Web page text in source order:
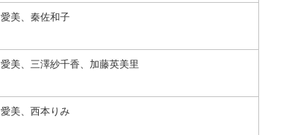
愛美、秦佐和子
愛美、三澤紗千香、加藤英美里
愛美、西本りみ